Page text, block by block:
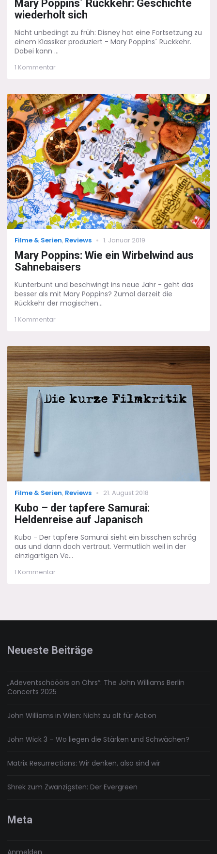
Mary Poppins´ Rückkehr: Geschichte
wiederholt sich
Nicht unbedingt zu früh: Disney hat eine Fortsetzung zu
einem Klassiker produziert - Mary Poppins´ Rückkehr.
Dabei kann ...
1 Kommentarzu
´
Rückkehr:
Geschichte
wiederholt
sich
Categories
Filme & Serien, Reviews
Posted
1. Januar 2019
Mary Poppins: Wie ein Wirbelwind aus
Sahnebaisers
Kunterbunt und beschwingt ins neue Jahr - geht das
besser als mit Mary Poppins? Zumal derzeit die
Rückkehr der magischen...
1 Kommentarzu
Wie
ein
Wirbelwind
aus
Sahnebaisers
Categories
Filme & Serien, Reviews
Posted
21. August 2018
Kubo – der tapfere Samurai:
Heldenreise auf Japanisch
Kubo - Der tapfere Samurai sieht ein bisschen schräg
aus und dann doch vertraut. Vermutlich weil in der
einzigartigen Ve...
1 Kommentarzu
Neueste Beiträge
„Adeventschööörs on Öhrs“: The John Williams Berlin
Concerts 2025
John Williams in Wien: Nicht zu alt für Action
John Wick 3 – Wo liegen die Stärken und Schwächen?
Matrix Resurrections: Wir denken, also sind wir
Shrek zum Zwanzigsten: Der Evergreen
Meta